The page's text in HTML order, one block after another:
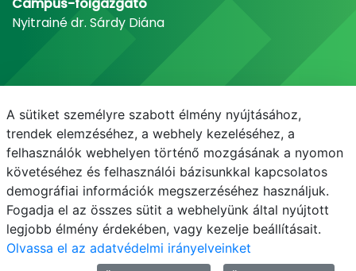
Campus-főigazgató
Nyitrainé dr. Sárdy Diána
E-mail Telefonkönyv NEPTUN E-learning
A sütiket személyre szabott élmény nyújtásához,
trendek elemzéséhez, a webhely kezeléséhez, a
felhasználók webhelyen történő mozgásának a nyomon
követéséhez és felhasználói bázisunkkal kapcsolatos
demográfiai információk megszerzéséhez használjuk.
Fogadja el az összes sütit a webhelyünk által nyújtott
legjobb élmény érdekében, vagy kezelje beállításait.
Olvassa el az adatvédelmi irányelveinket